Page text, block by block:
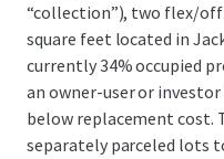
“collection”), two flex/
square feet located in
currently 34% occupied
an owner-user or
below replacement cost.
separately parceled lots